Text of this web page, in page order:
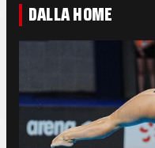
DALLA HOME